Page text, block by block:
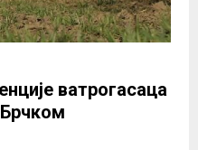
ватрогасаца